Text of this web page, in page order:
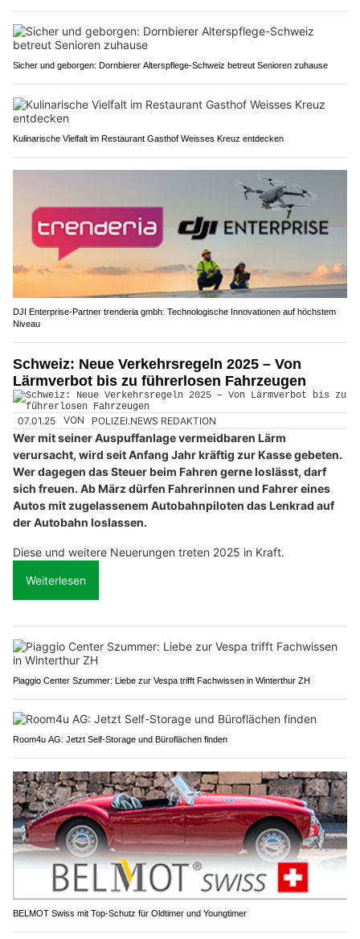
Sicher und geborgen: Dornbierer Alterspflege-Schweiz betreut Senioren zuhause
Kulinarische Vielfalt im Restaurant Gasthof Weisses Kreuz entdecken
DJI Enterprise-Partner trenderia gmbh: Technologische Innovationen auf höchstem
Niveau
Schweiz: Neue Verkehrsregeln 2025 – Von
Lärmverbot bis zu führerlosen Fahrzeugen
07.01.25 VON POLIZEI.NEWS REDAKTION
Wer mit seiner Auspuffanlage vermeidbaren Lärm
verursacht, wird seit Anfang Jahr kräftig zur Kasse gebeten.
Wer dagegen das Steuer beim Fahren gerne loslässt, darf
sich freuen. Ab März dürfen Fahrerinnen und Fahrer eines
Autos mit zugelassenem Autobahnpiloten das Lenkrad auf
der Autobahn loslassen.
Diese und weitere Neuerungen treten 2025 in Kraft.
Weiterlesen
Piaggio Center Szummer: Liebe zur Vespa trifft Fachwissen in Winterthur ZH
Room4u AG: Jetzt Self-Storage und Büroflächen finden
BELMOT Swiss mit Top-Schutz für Oldtimer und Youngtimer